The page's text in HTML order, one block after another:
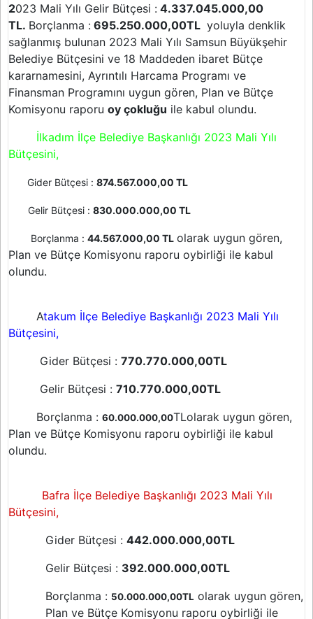
2023 Mali Yılı Gelir Bütçesi : 4.337.045.000,00
TL. Borçlanma : 695.250.000,00TL yoluyla denklik
sağlanmış bulunan 2023 Mali Yılı Samsun Büyükşehir
Belediye Bütçesini ve 18 Maddeden ibaret Bütçe
kararnamesini, Ayrıntılı Harcama Programı ve
Finansman Programını uygun gören, Plan ve Bütçe
Komisyonu raporu oy çokluğu ile kabul olundu.
İlkadım İlçe Belediye Başkanlığı 2023 Mali Yılı
Bütçesini,
Gider Bütçesi : 874.567.000,00 TL
Gelir Bütçesi : 830.000.000,00 TL
Borçlanma : 44.567.000,00 TL olarak uygun gören,
Plan ve Bütçe Komisyonu raporu oybirliği ile kabul
olundu.
Atakum İlçe Belediye Başkanlığı 2023 Mali Yılı
Bütçesini,
Gider Bütçesi : 770.770.000,00TL
Gelir Bütçesi : 710.770.000,00TL
Borçlanma : 60.000.000,00TLolarak uygun gören,
Plan ve Bütçe Komisyonu raporu oybirliği ile kabul
olundu.
Bafra İlçe Belediye Başkanlığı 2023 Mali Yılı
Bütçesini,
Gider Bütçesi : 442.000.000,00TL
Gelir Bütçesi : 392.000.000,00TL
Borçlanma : 50.000.000,00TL olarak uygun gören,
Plan ve Bütçe Komisyonu raporu oybirliği ile